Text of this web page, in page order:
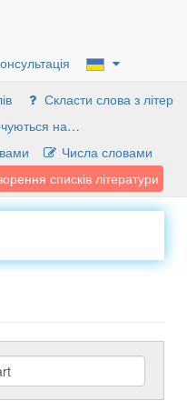
Скласти слова з літер
на…
Числа словами
списків літератури